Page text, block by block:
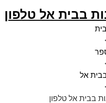
בבית אל טלפון
אל
בבית אל טלפון